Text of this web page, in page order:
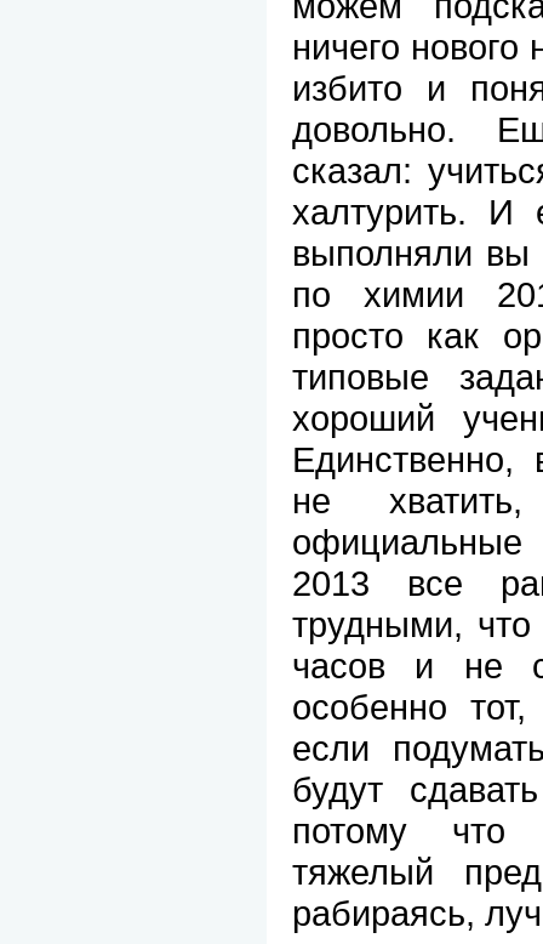
ничего
избито и
довольно.
сказал:
халтурить. И
выполняли вы
по химии
просто как
типовые
хороший
Единственно,
не
2013 все
трудными, что
часов и не
особенно
если
будут
потому что
тяжелый
рабираясь,